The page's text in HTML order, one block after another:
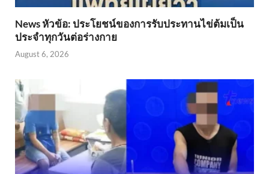
News หัวข้อ: ประโยชน์ของการรับประทานไข่ต้มเป็น
ประจำทุกวันต่อร่างกาย
August 6, 2026